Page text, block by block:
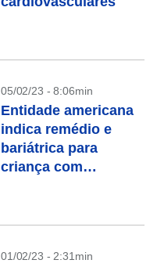
05/02/23 - 8:06min
Entidade americana
indica remédio e
bariátrica para
criança com
01/02/23 - 2:31min